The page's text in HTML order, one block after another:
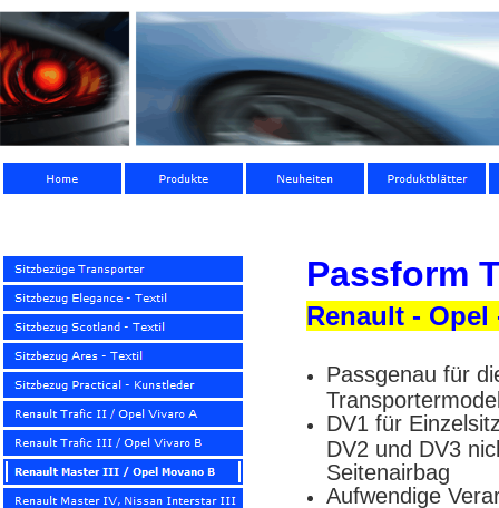
Passform
Renault - Opel
Passgenau für
DV1 für
DV2 und DV3
Seitenairbag
Aufwendige